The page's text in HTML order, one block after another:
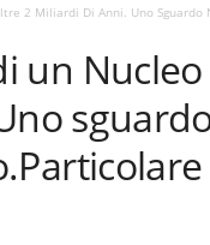
2 Miliardi Di Anni. Uno Sguardo
un